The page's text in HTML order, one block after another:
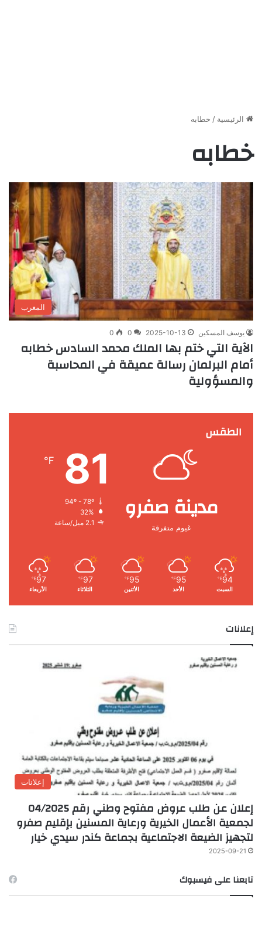
الرئيسية / خطابه
خطابه
المغرب
يوسف المسكين 2025-10-13
0
0
الآية التي ختم بها الملك محمد السادس خطابه
أمام البرلمان رسالة عميقة في المحاسبة
والمسؤولية
الطقس
مدينة صفرو
غيوم متفرقة
81
℉
32%
2.1 ميل/ساعة
94
℉
السبت
95
℉
الأحد
95
℉
الأثنين
97
℉
الثلاثاء
97
℉
الأربعاء
إعلانات
إعلانات
إعلان عن طلب عروض مفتوح وطني رقم 04/2025
لجمعية الأعمال الخيرية ورعاية المسنين بإقليم صفرو
لتجهيز الضيعة الاجتماعية بجماعة كندر سيدي خيار
2025-09-21
تابعنا على فيسبوك